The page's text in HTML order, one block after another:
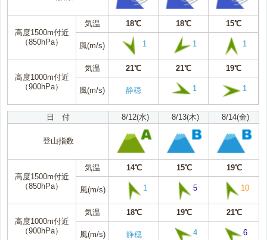
高度1500m付近
（850hPa）
気温 18℃ 18℃ 15℃
風(m/s) 1 1 1
高度1000m付近
（900hPa）
気温 21℃ 21℃ 19℃
風(m/s) 静穏 1 1
日 付 8/12(水) 8/13(木) 8/14(金)
登山指数
高度1500m付近
（850hPa）
気温 14℃ 15℃ 19℃
風(m/s) 1 5 10
高度1000m付近
（900hPa）
気温 18℃ 19℃ 21℃
風(m/s) 静穏 4 6